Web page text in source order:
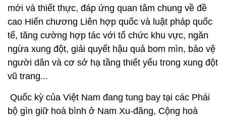
mới và thiết thực, đáp ứng quan tâm chung về đề
cao Hiến chương Liên hợp quốc và luật pháp quốc
tế, tăng cường hợp tác với tổ chức khu vực, ngăn
ngừa xung đột, giải quyết hậu quả bom mìn, bảo vệ
người dân và cơ sở hạ tầng thiết yếu trong xung đột
vũ trang...
Quốc kỳ của Việt Nam đang tung bay tại các Phái
bộ gìn giữ hoà bình ở Nam Xu-đăng, Cộng hoà